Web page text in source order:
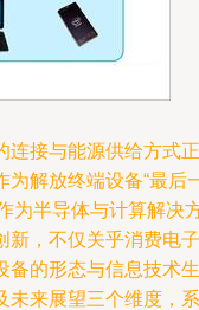
连接与能源供给方式正
解放终端设备“最后
为半导体与计算解决
新，不仅关乎消费电子
备的形态与信息技术生
未来展望三个维度，系